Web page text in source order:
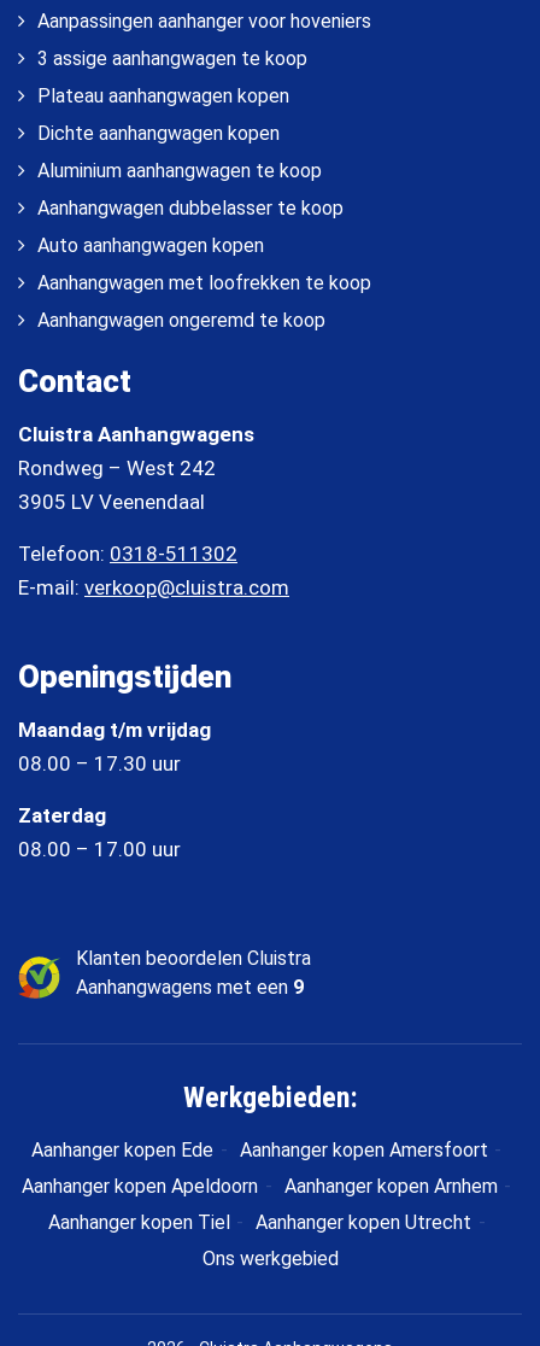
Aanpassingen aanhanger voor hoveniers
3 assige aanhangwagen te koop
Plateau aanhangwagen kopen
Dichte aanhangwagen kopen
Aluminium aanhangwagen te koop
Aanhangwagen dubbelasser te koop
Auto aanhangwagen kopen
Aanhangwagen met loofrekken te koop
Aanhangwagen ongeremd te koop
Contact
Cluistra Aanhangwagens
Rondweg – West 242
3905 LV Veenendaal
Telefoon: 0318-511302
E-mail: verkoop@cluistra.com
Openingstijden
Maandag t/m vrijdag
08.00 – 17.30 uur
Zaterdag
08.00 – 17.00 uur
Klanten beoordelen Cluistra
Aanhangwagens met een 9
Werkgebieden:
Aanhanger kopen Ede
Aanhanger kopen Amersfoort
Aanhanger kopen Apeldoorn
Aanhanger kopen Arnhem
Aanhanger kopen Tiel
Aanhanger kopen Utrecht
Ons werkgebied